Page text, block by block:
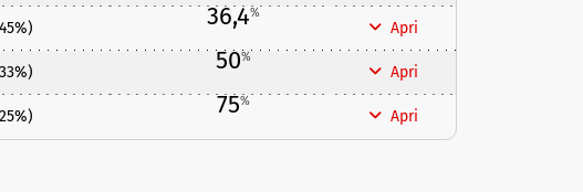
36,4%
Apri
50%
Apri
75%
Apri